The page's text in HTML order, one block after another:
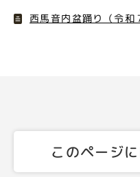
西馬音内盆踊り（令和
このページ